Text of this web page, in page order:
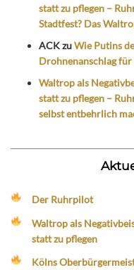
statt zu pflegen –
Stadtfest? Das
ACKzuWie Putins
Drohnenanschlag
Waltrop als
statt zu pflegen –
selbst entbehrlich
Der Ruhrpilot
Waltrop als
statt zu pflegen
Kölns